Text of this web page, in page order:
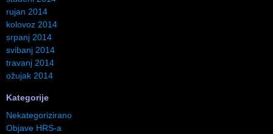
rujan 2014
kolovoz 2014
srpanj 2014
svibanj 2014
travanj 2014
ožujak 2014
Kategorije
Nekategorizirano
Objave HRS-a